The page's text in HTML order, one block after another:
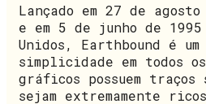
Lançado em 27 de
e em 5 de junho de 1995
Unidos, Earthbound é
simplicidade em todos
gráficos possuem traços
sejam extremamente